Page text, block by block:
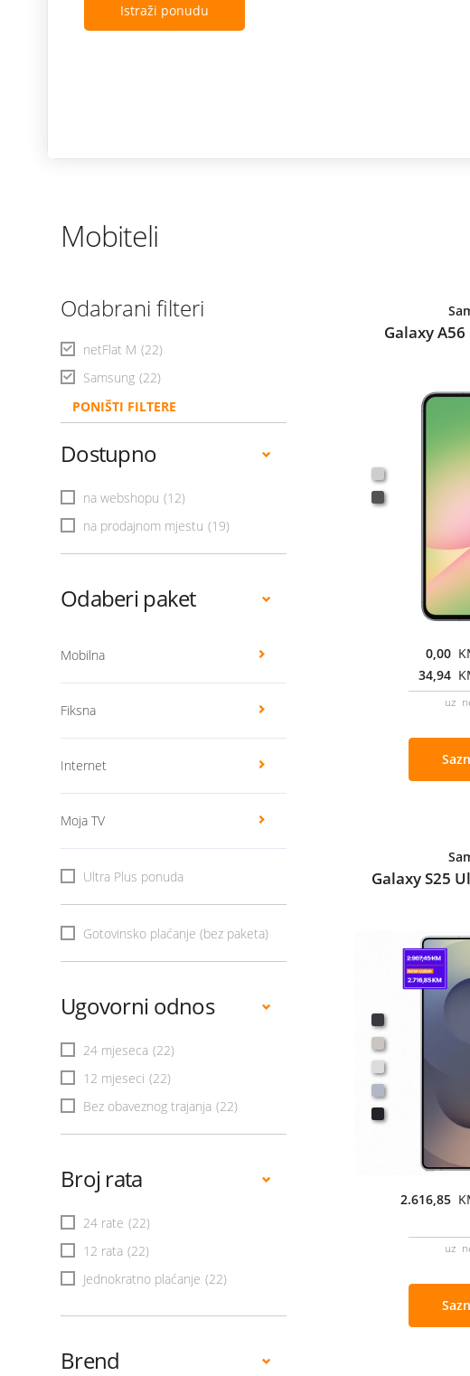
Istraži ponudu
Mobiteli
Odabrani filteri
netFlat M (22)
Samsung (22)
PONIŠTI FILTERE
Dostupno
na webshopu (12)
na prodajnom mjestu (19)
Odaberi paket
Mobilna
Fiksna
Internet
Moja TV
Ultra Plus ponuda
Gotovinsko plaćanje (bez paketa)
Ugovorni odnos
24 mjeseca (22)
12 mjeseci (22)
Bez obaveznog trajanja (22)
Broj rata
24 rate (22)
12 rata (22)
Jednokratno plaćanje (22)
Brend
Galaxy A56
0,00
34,94
uz
Galaxy S25
2.616,85
uz